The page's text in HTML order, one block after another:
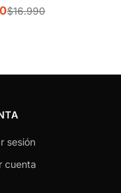
$16.990
sesión
cuenta